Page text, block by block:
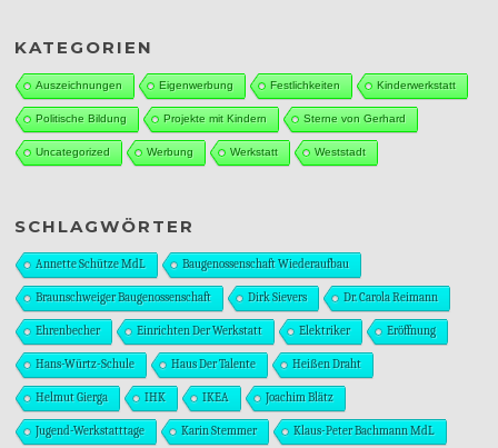
KATEGORIEN
Auszeichnungen Eigenwerbung Festlichkeiten Kinderwerkstatt
Politische Bildung Projekte mit Kindern Sterne von Gerhard
Uncategorized Werbung Werkstatt Weststadt
SCHLAGWÖRTER
Annette Schütze MdL Baugenossenschaft Wiederaufbau
Braunschweiger Baugenossenschaft Dirk Sievers Dr. Carola Reimann
Ehrenbecher Einrichten Der Werkstatt Elektriker Eröffnung
Hans-Würtz-Schule Haus Der Talente Heißen Draht
Helmut Gierga IHK IKEA Joachim Blätz
Jugend-Werkstatttage Karin Stemmer Klaus-Peter Bachmann MdL